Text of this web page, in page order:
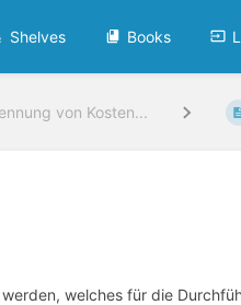
Shelves Books
von Kosten...
welches für die